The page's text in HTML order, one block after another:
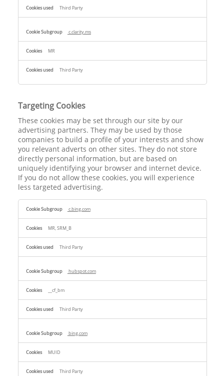
Third Party
c.clarity.ms
MR
Third Party
Targeting Cookies
These cookies may be set through our site by our
advertising partners. They may be used by those
companies to build a profile of your interests and show
you relevant adverts on other sites. They do not store
directly personal information, but are based on
uniquely identifying your browser and internet device.
If you do not allow these cookies, you will experience
less targeted advertising.
Targeting
Cookies
c.bing.com
MR, SRM_B
Third Party
hubspot.com
__cf_bm
Third Party
bing.com
MUID
Third Party